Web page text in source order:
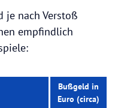
je nach Verstoß
empfindlich
Bußgeld in
Euro (circa)